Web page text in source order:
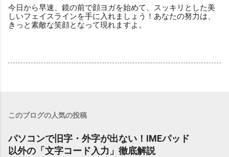
今日から早速、鏡の前で顔ヨガを始めて、スッキリとした美
しいフェイスラインを手に入れましょう！あなたの努力は、
きっと素敵な笑顔となって現れますよ。
このブログの人気の投稿
パソコンで旧字・外字が出ない！IMEパッド
以外の「文字コード入力」徹底解説